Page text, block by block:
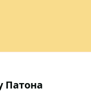
Патона